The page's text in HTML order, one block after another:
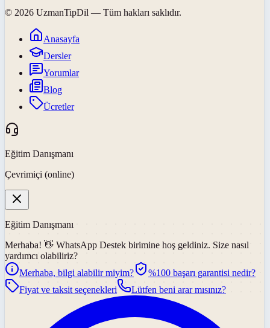
© 2026 UzmanTipDil — Tüm hakları saklıdır.
Anasayfa
Dersler
Yorumlar
Blog
Ücretler
Eğitim Danışmanı
Çevrimiçi (online)
Eğitim Danışmanı
Merhaba! 👋 WhatsApp Destek birimine hoş geldiniz. Size nasıl
yardımcı olabiliriz?
Merhaba, bilgi alabilir miyim?
%100 başarı garantisi nedir?
Fiyat ve taksit seçenekleri
Lütfen beni arar mısınız?